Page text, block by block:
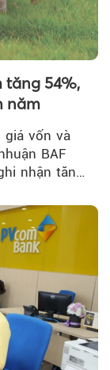
tăng 54%,
năm
giá vốn và
BAF
nhận tăng